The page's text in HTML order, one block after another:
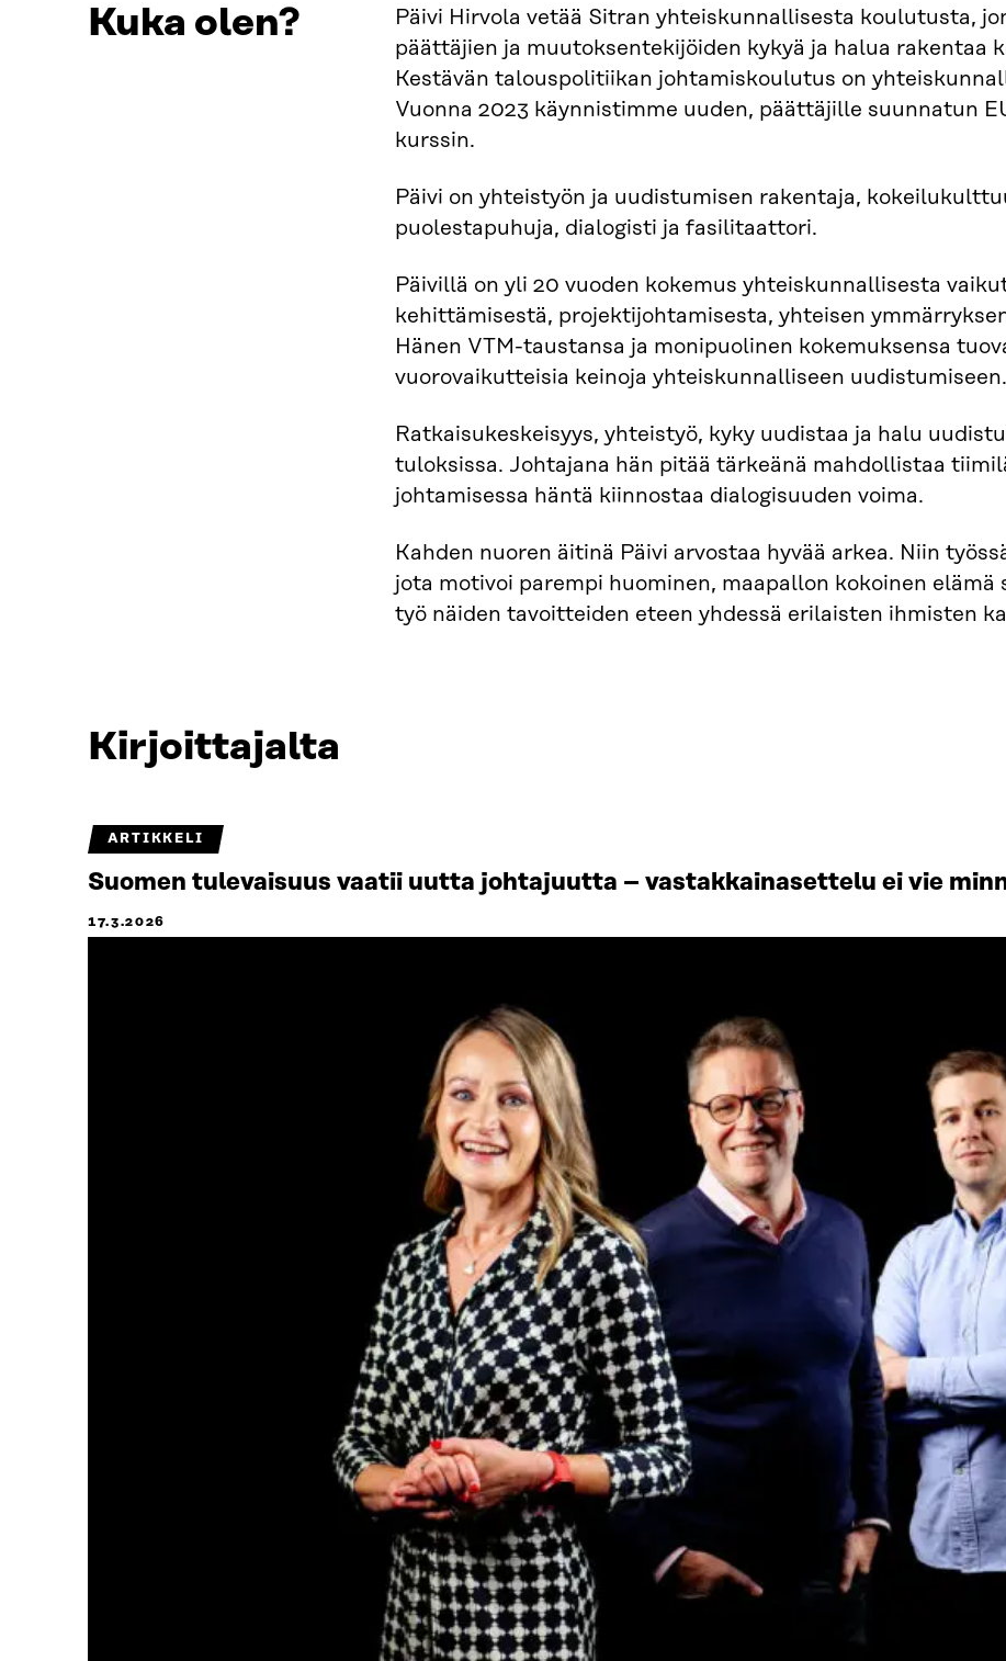
Kuka olen?
Päivi Hirvola vetää Sitran yhteiskunnallisesta koulutusta,
päättäjien ja muutoksentekijöiden kykyä ja halua rakentaa
Kestävän talouspolitiikan johtamiskoulutus on
Vuonna 2023 käynnistimme uuden, päättäjille suunnatun
kurssin.
Päivi on yhteistyön ja uudistumisen rakentaja,
puolestapuhuja, dialogisti ja fasilitaattori.
Päivillä on yli 20 vuoden kokemus yhteiskunnallisesta
kehittämisestä, projektijohtamisesta, yhteisen
Hänen VTM-taustansa ja monipuolinen kokemuksensa
vuorovaikutteisia keinoja yhteiskunnalliseen
Ratkaisukeskeisyys, yhteistyö, kyky uudistaa ja halu
tuloksissa. Johtajana hän pitää tärkeänä mahdollistaa
johtamisessa häntä kiinnostaa dialogisuuden voima.
Kahden nuoren äitinä Päivi arvostaa hyvää arkea. Niin
jota motivoi parempi huominen, maapallon kokoinen
työ näiden tavoitteiden eteen yhdessä erilaisten ihmisten
Kirjoittajalta
ARTIKKELI
Suomen tulevaisuus vaatii uutta johtajuutta – vastakkainasettelu ei vie
17.3.2026